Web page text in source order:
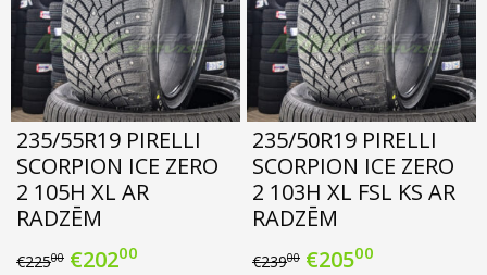
235/55R19 PIRELLI
SCORPION ICE ZERO
2 105H XL AR
RADZĒM
€22500 Original
€20200
235/50R19 PIRELLI
SCORPION ICE ZERO
2 103H XL FSL KS AR
RADZĒM
€23900 Original
€20500